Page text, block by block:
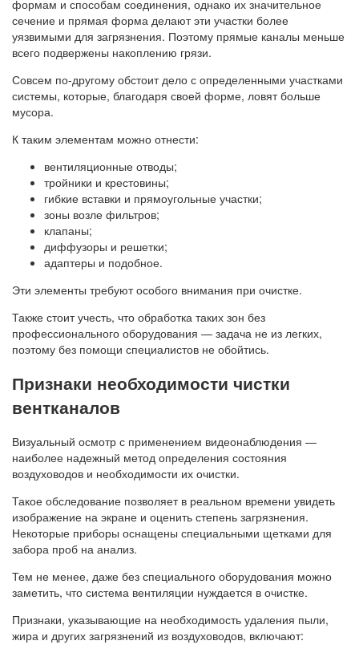
формам и способам соединения, однако их значительное
сечение и прямая форма делают эти участки более
уязвимыми для загрязнения. Поэтому прямые каналы меньше
всего подвержены накоплению грязи.
Совсем по-другому обстоит дело с определенными участками
системы, которые, благодаря своей форме, ловят больше
мусора.
К таким элементам можно отнести:
вентиляционные отводы;
тройники и крестовины;
гибкие вставки и прямоугольные участки;
зоны возле фильтров;
клапаны;
диффузоры и решетки;
адаптеры и подобное.
Эти элементы требуют особого внимания при очистке.
Также стоит учесть, что обработка таких зон без
профессионального оборудования — задача не из легких,
поэтому без помощи специалистов не обойтись.
Признаки необходимости чистки
вентканалов
Визуальный осмотр с применением видеонаблюдения —
наиболее надежный метод определения состояния
воздуховодов и необходимости их очистки.
Такое обследование позволяет в реальном времени увидеть
изображение на экране и оценить степень загрязнения.
Некоторые приборы оснащены специальными щетками для
забора проб на анализ.
Тем не менее, даже без специального оборудования можно
заметить, что система вентиляции нуждается в очистке.
Признаки, указывающие на необходимость удаления пыли,
жира и других загрязнений из воздуховодов, включают: